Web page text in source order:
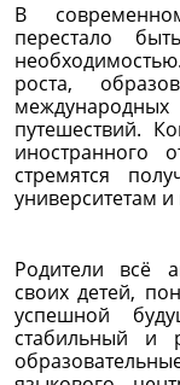
В
перестало
роста,
путешествий.
иностранного
стремятся
университетам
Родители всё
своих детей,
успешной
стабильный и